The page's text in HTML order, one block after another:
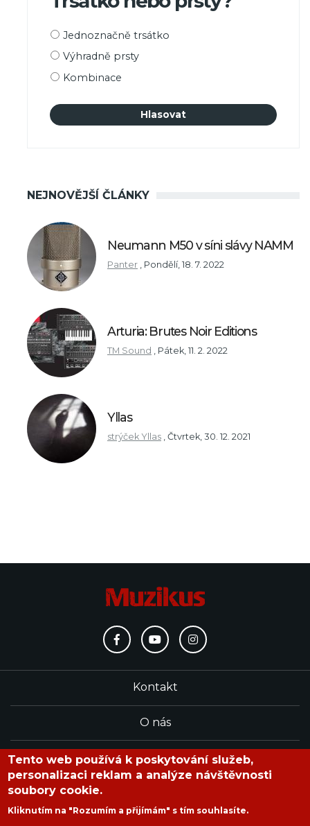
Možnosti
Jednoznačně trsátko
Výhradně prsty
Kombinace
NEJNOVĚJŠÍ ČLÁNKY
Neumann M50 v síni slávy NAMM
Panter Pondělí, 18. 7. 2022
Arturia: Brutes Noir Editions
TM Sound Pátek, 11. 2. 2022
Yllas
strýček Yllas Čtvrtek, 30. 12. 2021
Kontakt
O nás
Redakce
Tento web používá k poskytování služeb,
personalizaci reklam a analýze návštěvnosti
soubory cookie.
Kliknutím na "Rozumím a přijímám" s tím souhlasíte.